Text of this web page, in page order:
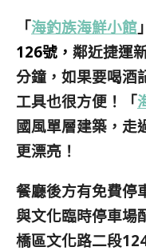
「海釣族海鮮小館
126號， 鄰近捷運
分鐘，如果要喝酒
工具也很方便！「
國風單層建築，走
更漂亮！
餐廳後方有免費停
與文化臨時停車場
橋區文化路二段